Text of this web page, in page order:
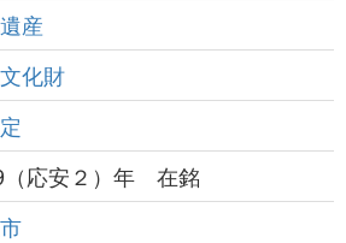
産
化財
（応安２）年 在銘